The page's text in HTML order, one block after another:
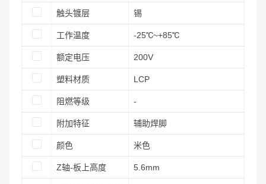
触头镀层 锡
工作温度 -25℃~+85℃
额定电压 200V
塑料材质 LCP
阻燃等级 -
附加特征 辅助焊脚
颜色 米色
Z轴-板上高度 5.6mm